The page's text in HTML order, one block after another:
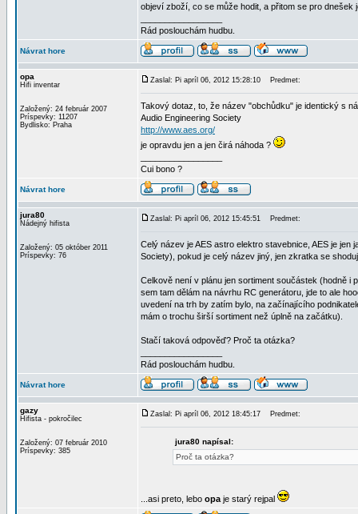
objeví zboží, co se může hodit, a přitom se pro
Rád poslouchám hudbu.
Návrat hore
opa
Hifi inventar
Založený: 24 február 2007
Príspevky: 11207
Bydlisko: Praha
Zaslal: Pi apríl 06, 2012 15:28:10 Predmet:
Takový dotaz, to, že název "obchůdku" je identický s
Audio Engineering Society
http://www.aes.org/
je opravdu jen a jen čirá náhoda ?
Cui bono ?
Návrat hore
jura80
Nádejný hifista
Založený: 05 október 2011
Príspevky: 76
Zaslal: Pi apríl 06, 2012 15:45:51 Predmet:
Celý název je AES astro elektro stavebnice, AES je
Society), pokud je celý název jiný, jen zkratka se
Celkově není v plánu jen sortiment součástek (hodně i
sem tam dělám na návrhu RC generátoru, jde to ale
uvedení na trh by zatím bylo, na začínajícího
mám o trochu širší sortiment než úplně na začátku).
Stačí taková odpověď? Proč ta otázka?
Rád poslouchám hudbu.
Návrat hore
gazy
Hifista - pokročilec
Založený: 07 február 2010
Príspevky: 385
Zaslal: Pi apríl 06, 2012 18:45:17 Predmet:
jura80 napísal:
Proč ta otázka?
...asi preto, lebo opa je starý rejpal